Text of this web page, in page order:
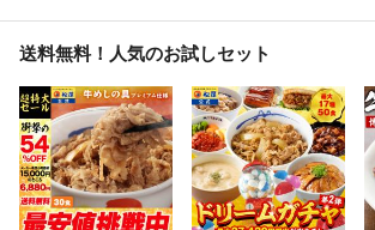
送料無料！人気のお試しセット